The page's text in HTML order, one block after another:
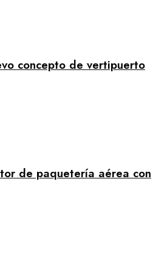
concepto de vertipuerto
de paquetería aérea con